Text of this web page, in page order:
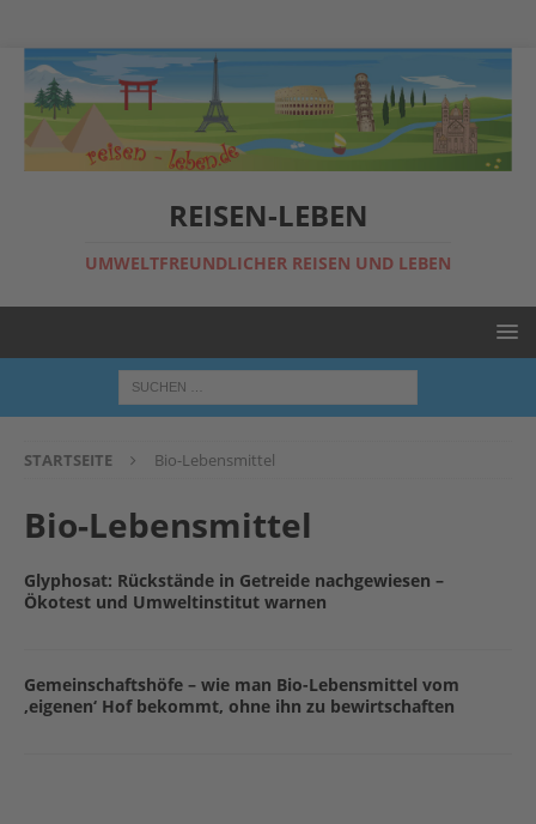
REISEN-LEBEN
UMWELTFREUNDLICHER REISEN UND LEBEN
STARTSEITE Bio-Lebensmittel
Bio-Lebensmittel
Glyphosat: Rückstände in Getreide nachgewiesen –
Ökotest und Umweltinstitut warnen
Gemeinschaftshöfe – wie man Bio-Lebensmittel vom
‚eigenen‘ Hof bekommt, ohne ihn zu bewirtschaften